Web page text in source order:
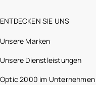
ENTDECKEN SIE UNS
Unsere Marken
Unsere Dienstleistungen
Optic 2000 im Unternehmen